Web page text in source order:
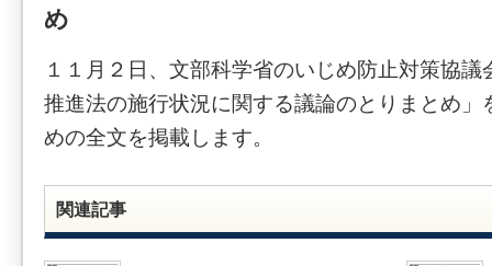
め
１１月２日、文部科学省のいじめ防止対策協
推進法の施行状況に関する議論のとりまとめ」
めの全文を掲載します。
関連記事